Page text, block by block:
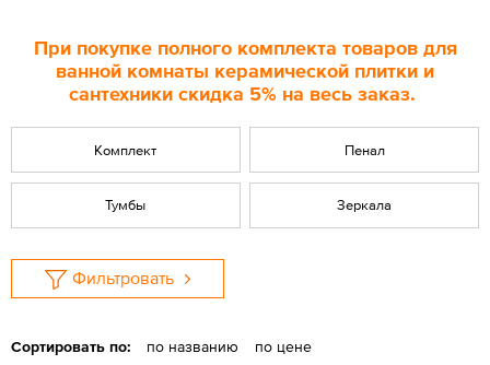
При покупке полного комплекта товаров для
ванной комнаты керамической плитки и
сантехники скидка 5% на весь заказ.
Комплект Пенал
Тумбы Зеркала
Фильтровать
Сортировать по: по названию по цене